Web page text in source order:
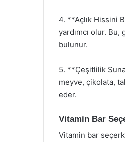
4. **Açlık Hissini
yardımcı olur. Bu,
bulunur.
5. **Çeşitlilik
meyve, çikolata,
eder.
Vitamin Bar
Vitamin bar